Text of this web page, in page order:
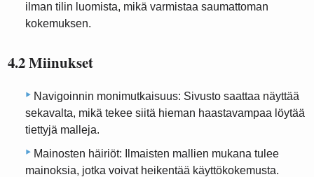
ilman tilin luomista, mikä varmistaa saumattoman
kokemuksen.
4.2 Miinukset
Navigoinnin monimutkaisuus: Sivusto saattaa näyttää
sekavalta, mikä tekee siitä hieman haastavampaa löytää
tiettyjä malleja.
Mainosten häiriöt: Ilmaisten mallien mukana tulee
mainoksia, jotka voivat heikentää käyttökokemusta.